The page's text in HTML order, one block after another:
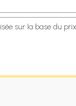
sur la base du